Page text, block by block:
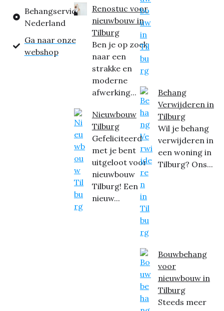
Behangservice
Nederland
Ga naar onze
webshop
Renostuc voor
nieuwbouw in
Tilburg
Ben je op zoek
naar een
strakke en
moderne
afwerking...
Nieuwbouw
Tilburg
Gefeliciteerd
met je bent
uitgeloot voor
nieuwbouw
Tilburg! Een
nieuw...
Behang
Verwijderen in
Tilburg
Wil je behang
verwijderen in
een woning in
Tilburg? Ons...
Bouwbehang
voor
nieuwbouw in
Tilburg
Steeds meer